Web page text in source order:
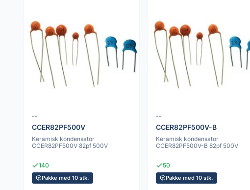
--
CCER82PF500V
Keramisk kondensator
CCER82PF500V 82pf 500V
140
Pakke med 10 stk.
--
CCER82PF500V-B
Keramisk kondensator
CCER82PF500V-B 82pf 500V
50
Pakke med 10 stk.